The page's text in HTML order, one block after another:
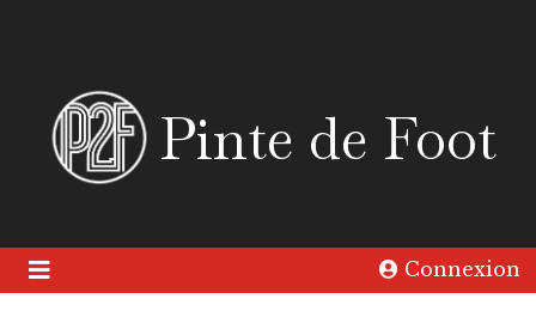
Pinte de Foot
Connexion